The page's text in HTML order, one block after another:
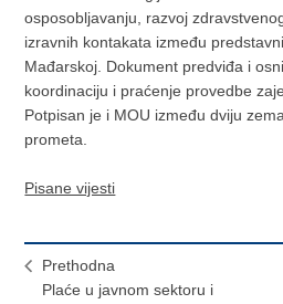
osposobljavanju, razvoj
izravnih kontakata između
Mađarskoj. Dokument predviđa i
koordinaciju i praćenje provedbe
Potpisan je i MOU između dviju
prometa.
Pisane vijesti
Prethodna
Plaće u javnom sektoru i